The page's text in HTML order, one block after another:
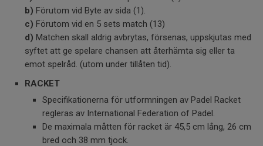
b) Förutom vid Byte av sida (1).
c) Förutom vid en 5 sets match (13)
d) Matchen skall aldrig avbrytas, försenas, uppskjutas med
syftet att ge spelare chansen att återhämta sig eller ta
emot spelråd. (utom under tillåten tid).
RACKET
Specifikationerna för utformningen av Padel Racket
regleras av International Federation of Padel.
De maximala måtten för racket är 45,5 cm lång, 26 cm
bred och 38 mm tjock.